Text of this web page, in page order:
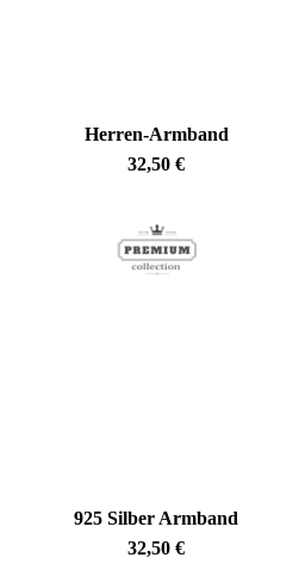
Herren-Armband
32,50€
925 Silber Armband
32,50€